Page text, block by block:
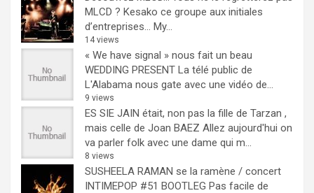
MLCD ? Kesako ce groupe aux initiales
d’entreprises… My...
14 views
« We have signal » nous fait un beau
WEDDING PRESENT La télé public de
L'Alabama nous gate avec une vidéo de...
9 views
ES SIE JAIN était, non pas la fille de Tarzan ,
mais celle de Joan BAEZ Allez aujourd'hui on
va parler folk avec une dame qui m...
8 views
SUSHEELA RAMAN se la ramène / concert
INTIMEPOP #51 BOOTLEG Pas facile de